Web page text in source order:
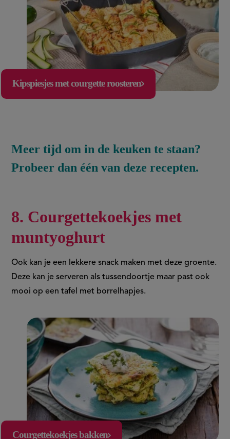
Kipspiesjes met courgette roosteren
Meer tijd om in de keuken te staan?
Probeer dan één van deze recepten.
8. Courgettekoekjes met
muntyoghurt
Ook kan je een lekkere snack maken met deze groente.
Deze kan je serveren als tussendoortje maar past ook
mooi op een tafel met borrelhapjes.
Courgettekoekjes bakken